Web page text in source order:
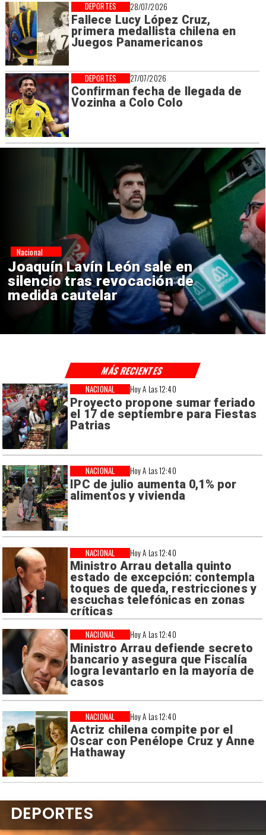
28/07/2026
Fallece Lucy López Cruz,
primera medallista chilena en
Juegos Panamericanos
DEPORTES
27/07/2026
Confirman fecha de llegada de
Vozinha a Colo Colo
DEPORTES
Chile y Venezuela formalizan
reinicio de relaciones
consulares
Nacional
Hoy A Las 12:40
Proyecto propone sumar feriado
el 17 de septiembre para Fiestas
Patrias
NACIONAL
Hoy A Las 12:40
IPC de julio aumenta 0,1% por
alimentos y vivienda
NACIONAL
Hoy A Las 12:40
Ministro Arrau detalla quinto
estado de excepción: contempla
toques de queda, restricciones y
escuchas telefónicas en zonas
críticas
NACIONAL
Hoy A Las 12:40
Ministro Arrau defiende secreto
bancario y asegura que Fiscalía
logra levantarlo en la mayoría de
casos
NACIONAL
Hoy A Las 12:40
Actriz chilena compite por el
Oscar con Penélope Cruz y Anne
Hathaway
NACIONAL
MÁS RECIENTES
DEPORTES